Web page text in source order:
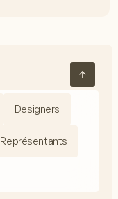
Designers
Représentants